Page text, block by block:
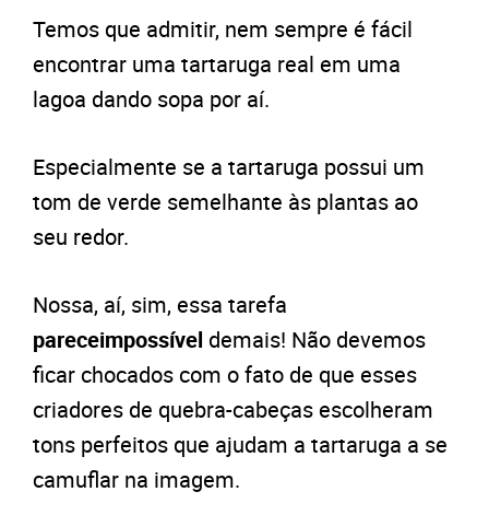
Temos que admitir, nem sempre é fácil
encontrar uma tartaruga real em uma
lagoa dando sopa por aí.
Especialmente se a tartaruga possui um
tom de verde semelhante às plantas ao
seu redor.
Nossa, aí, sim, essa tarefa
pareceimpossível demais! Não devemos
ficar chocados com o fato de que esses
criadores de quebra-cabeças escolheram
tons perfeitos que ajudam a tartaruga a se
camuflar na imagem.